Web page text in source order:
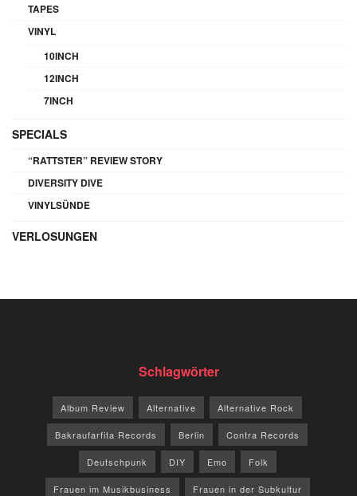
TAPES
VINYL
10INCH
12INCH
7INCH
SPECIALS
“RATTSTER” REVIEW STORY
DIVERSITY DIVE
VINYLSÜNDE
VERLOSUNGEN
Schlagwörter
Album Review Alternative Alternative Rock
Bakraufarfita Records Berlin Contra Records
Deutschpunk DIY Emo Folk
Frauen im Musikbusiness Frauen in der Subkultur